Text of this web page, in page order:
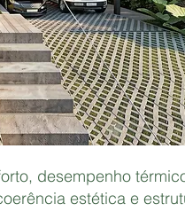
desempenho
estética e